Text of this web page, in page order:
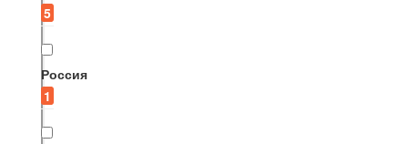
5
Россия
1